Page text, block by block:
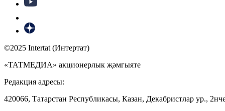
©2025 Intertat (Интертат)
«ТАТМЕДИА» акционерлык җәмгыяте
Редакция адресы:
420066, Татарстан Республикасы, Казан, Декабристлар ур.,